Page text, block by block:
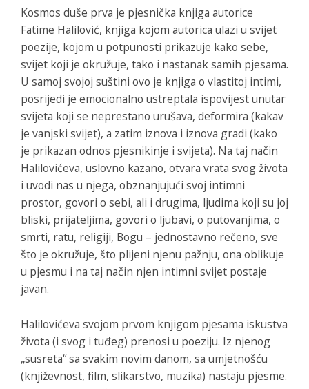
Kosmos duše prva je pjesnička knjiga autorice
Fatime Halilović, knjiga kojom autorica ulazi u svijet
poezije, kojom u potpunosti prikazuje kako sebe,
svijet koji je okružuje, tako i nastanak samih pjesama.
U samoj svojoj suštini ovo je knjiga o vlastitoj intimi,
posrijedi je emocionalno ustreptala ispovijest unutar
svijeta koji se neprestano urušava, deformira (kakav
je vanjski svijet), a zatim iznova i iznova gradi (kako
je prikazan odnos pjesnikinje i svijeta). Na taj način
Halilovićeva, uslovno kazano, otvara vrata svog života
i uvodi nas u njega, obznanjujući svoj intimni
prostor, govori o sebi, ali i drugima, ljudima koji su joj
bliski, prijateljima, govori o ljubavi, o putovanjima, o
smrti, ratu, religiji, Bogu – jednostavno rečeno, sve
što je okružuje, što plijeni njenu pažnju, ona oblikuje
u pjesmu i na taj način njen intimni svijet postaje
javan.
Halilovićeva svojom prvom knjigom pjesama iskustva
života (i svog i tuđeg) prenosi u poeziju. Iz njenog
„susreta“ sa svakim novim danom, sa umjetnošću
(književnost, film, slikarstvo, muzika) nastaju pjesme.